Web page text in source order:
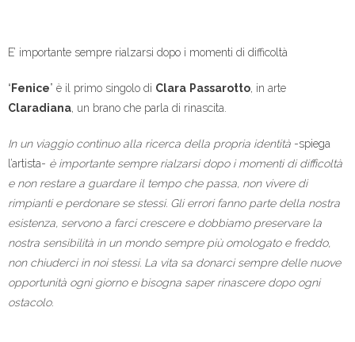
E’ importante sempre rialzarsi dopo i momenti di difficoltà
“ Fenice” è il primo singolo di Clara Passarotto , in arte
Claradiana , un brano che parla di rinascita.
In un viaggio continuo alla ricerca della propria identità -spiega
l’artista- è importante sempre rialzarsi dopo i momenti di difficoltà
e non restare a guardare il tempo che passa, non vivere di
rimpianti e perdonare se stessi. Gli errori fanno parte della nostra
esistenza, servono a farci crescere e dobbiamo preservare la
nostra sensibilità in un mondo sempre più omologato e freddo,
non chiuderci in noi stessi. La vita sa donarci sempre delle nuove
opportunità ogni giorno e bisogna saper rinascere dopo ogni
ostacolo.